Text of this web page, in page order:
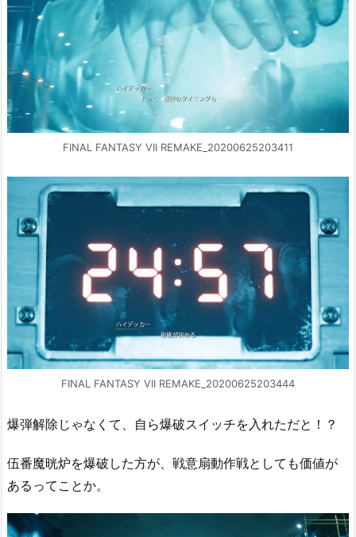
FINAL FANTASY VII REMAKE_20200625203411
FINAL FANTASY VII REMAKE_20200625203444
爆弾解除じゃなくて、自ら爆破スイッチを入れただと！？
伍番魔晄炉を爆破した方が、戦意扇動作戦としても価値が
あるってことか。